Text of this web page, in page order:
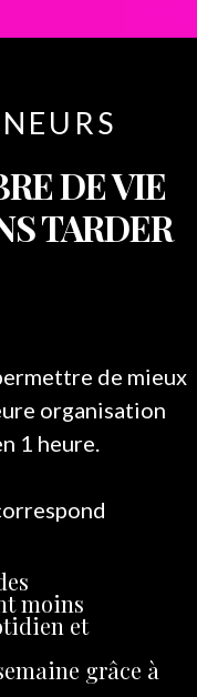
DE VIE
TARDER
de mieux
organisation
1 heure.
moins
et
grâce à